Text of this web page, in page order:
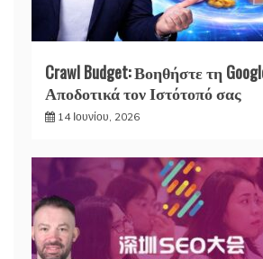
Crawl Budget: Βοηθήστε τη
Αποδοτικά τον Ιστότοπό σας
14 Ιουνίου, 2026